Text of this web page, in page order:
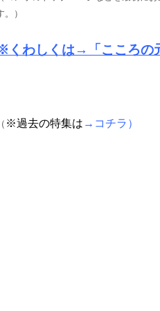
。）
くわしくは→「こころの
※過去の特集は →コチラ）